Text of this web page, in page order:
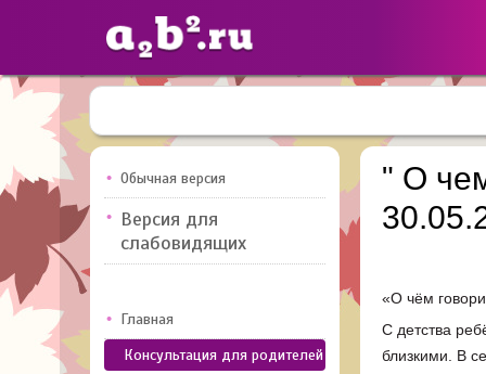
Сайты
педагогов
Добавлено — 10947
Обычная версия
Версия для
слабовидящих
Главная
Консультация для родителей
" О
«О чём
С детства
близкими. В